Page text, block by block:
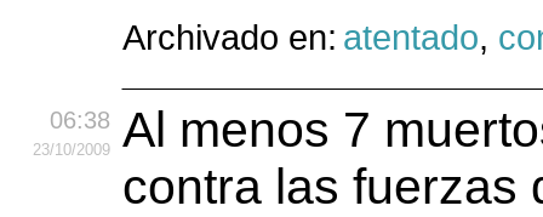
Archivado en: atentado,
06:38
23/10/2009
Al menos 7
contra las fuerzas